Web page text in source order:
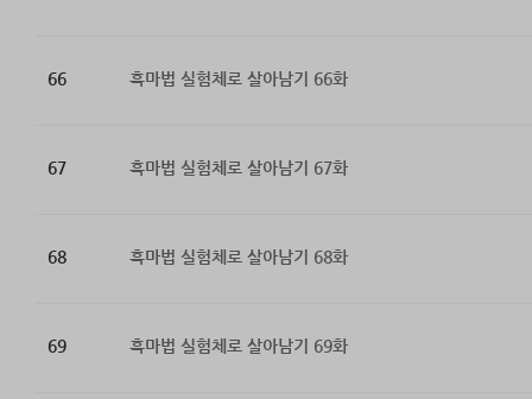
66 흑마법 실험체로 살아남기 66화
67 흑마법 실험체로 살아남기 67화
68 흑마법 실험체로 살아남기 68화
69 흑마법 실험체로 살아남기 69화